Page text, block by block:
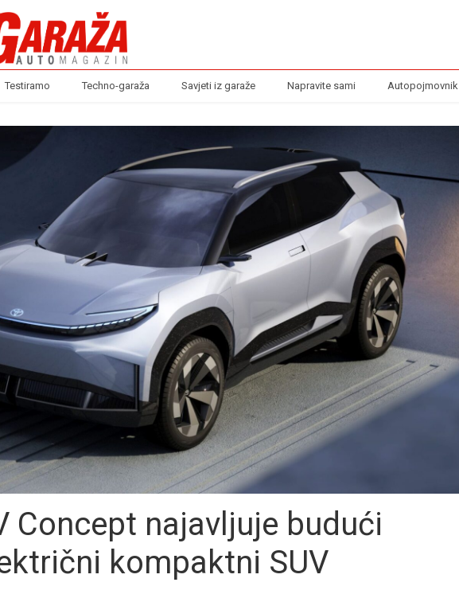
Testiramo Techno-garaža Savjeti iz garaže Napravite sami Autopojmovnik
Concept najavljuje budući
kompaktni SUV